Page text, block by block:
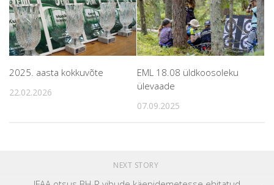
2025. aasta kokkuvõte
22.02.2026
EML 18.08 üldkoosoleku
ülevaade
07.09.2025
NEXT STORY